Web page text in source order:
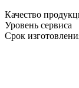
Качество
Уровень сервиса
Срок